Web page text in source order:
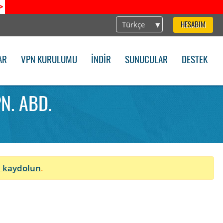
Türkçe HESABIM
VPN KURULUMU İNDIR SUNUCULAR DESTEK
ABD.
kaydolun.